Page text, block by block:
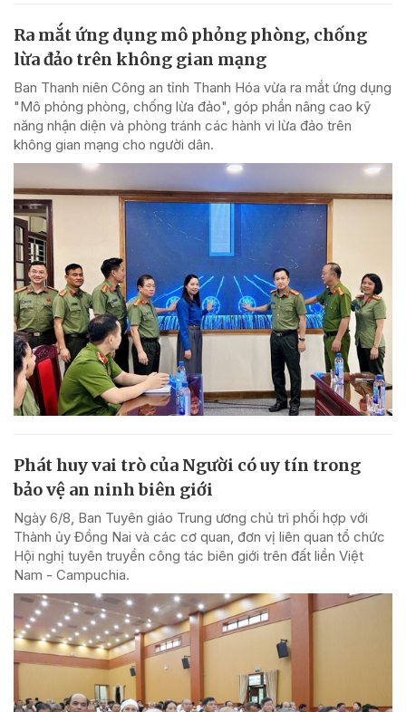
Ra mắt ứng dụng mô phỏng phòng, chống
lừa đảo trên không gian mạng
Ban Thanh niên Công an tỉnh Thanh Hóa vừa ra mắt ứng dụng
"Mô phỏng phòng, chống lừa đảo", góp phần nâng cao kỹ
năng nhận diện và phòng tránh các hành vi lừa đảo trên
không gian mạng cho người dân.
Phát huy vai trò của Người có uy tín trong
bảo vệ an ninh biên giới
Ngày 6/8, Ban Tuyên giáo Trung ương chủ trì phối hợp với
Thành ủy Đồng Nai và các cơ quan, đơn vị liên quan tổ chức
Hội nghị tuyên truyền công tác biên giới trên đất liền Việt
Nam - Campuchia.